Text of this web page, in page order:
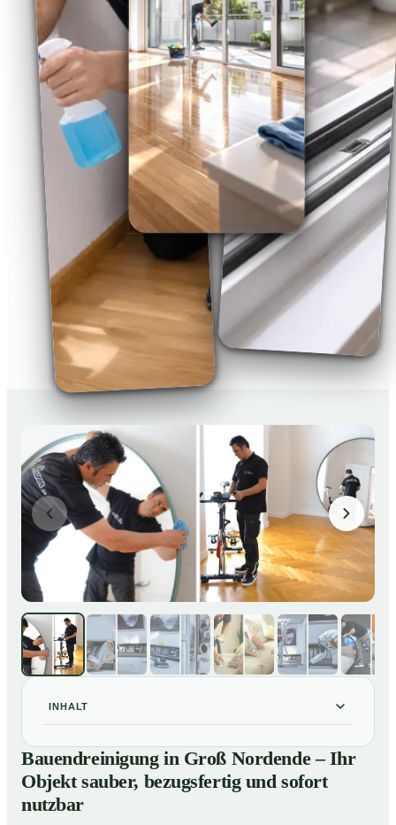
INHALT
Bauendreinigung in Groß Nordende – Ihr Objekt
sauber, bezugsfertig und sofort nutzbar
02
Bauendreinigung in Groß Nordende – gründliche
Entfernung von Handwerkerschmutz zum Festpreis
Bauendreinigung in Groß Nordende – Ihr
Objekt sauber, bezugsfertig und sofort
nutzbar